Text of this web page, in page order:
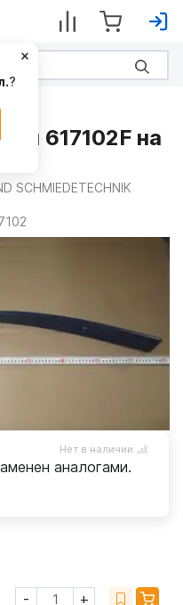
617102F на
SCHMIEDETECHNIK
- +
Нет в наличии
аналогами.
?